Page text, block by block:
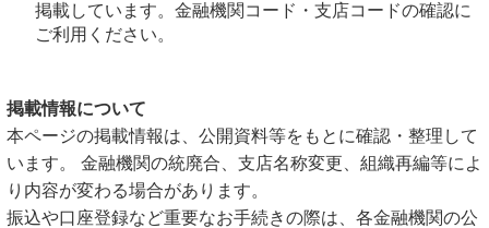
掲載しています。金融機関コード・支店コードの確認に
ご利用ください。
掲載情報について
本ページの掲載情報は、公開資料等をもとに確認・整理して
います。 金融機関の統廃合、支店名称変更、組織再編等によ
り内容が変わる場合があります。
振込や口座登録など重要なお手続きの際は、各金融機関の公